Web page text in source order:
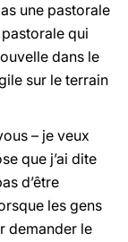
une pastorale
qui
dans le
sur le terrain
– je veux
que j’ai dite
d’être
les gens
demander le